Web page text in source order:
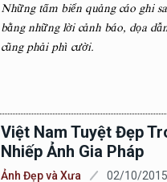
Những tấm biển quảng cáo ghi
bằng những lời cảnh báo, dọa
cũng phải phì cười.
Việt Nam Tuyệt Đẹp
Nhiếp Ảnh Gia Pháp
Ảnh Đẹp và Xưa 02/10/2015